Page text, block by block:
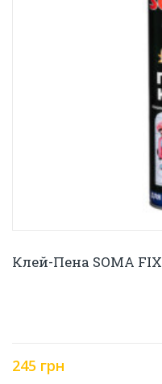
Клей-Пена SOMA FIX
245 грн